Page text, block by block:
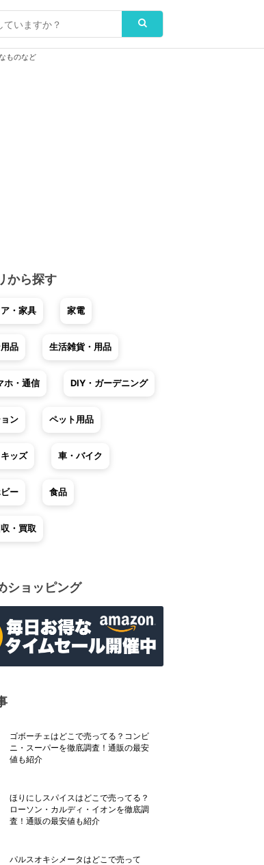
ものなど
から探す
・家具 家電
品 生活雑貨・用品
ホ・通信 DIY・ガーデニング
ン ペット用品
ッズ 車・バイク
ー 食品
・買取
ショッピング
ゴボーチェはどこで売ってる？コンビ
ニ・スーパーを徹底調査！通販の最安
値も紹介
ほりにしスパイスはどこで売ってる？
ローソン・カルディ・イオンを徹底調
査！通販の最安値も紹介
パルスオキシメータはどこで売って